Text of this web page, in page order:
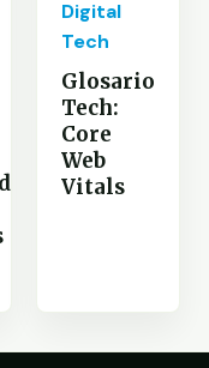
Digital
Tech
Glosario
Tech:
Core
Web
Vitals